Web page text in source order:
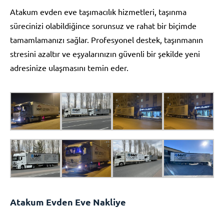
Atakum evden eve taşımacılık hizmetleri, taşınma
sürecinizi olabildiğince sorunsuz ve rahat bir biçimde
tamamlamanızı sağlar. Profesyonel destek, taşınmanın
stresini azaltır ve eşyalarınızın güvenli bir şekilde yeni
adresinize ulaşmasını temin eder.
Atakum Evden Eve Nakliye